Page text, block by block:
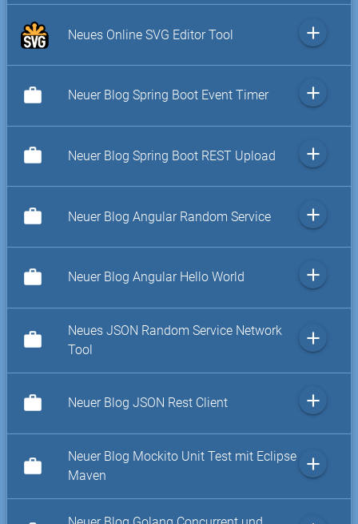
Neues Online SVG Editor Tool add
work Neuer Blog Spring Boot Event Timer add
work Neuer Blog Spring Boot REST Upload add
work Neuer Blog Angular Random Service add
work Neuer Blog Angular Hello World add
work
Neues JSON Random Service Network
Tool
add
work Neuer Blog JSON Rest Client add
work
Neuer Blog Mockito Unit Test mit Eclipse
Maven
add